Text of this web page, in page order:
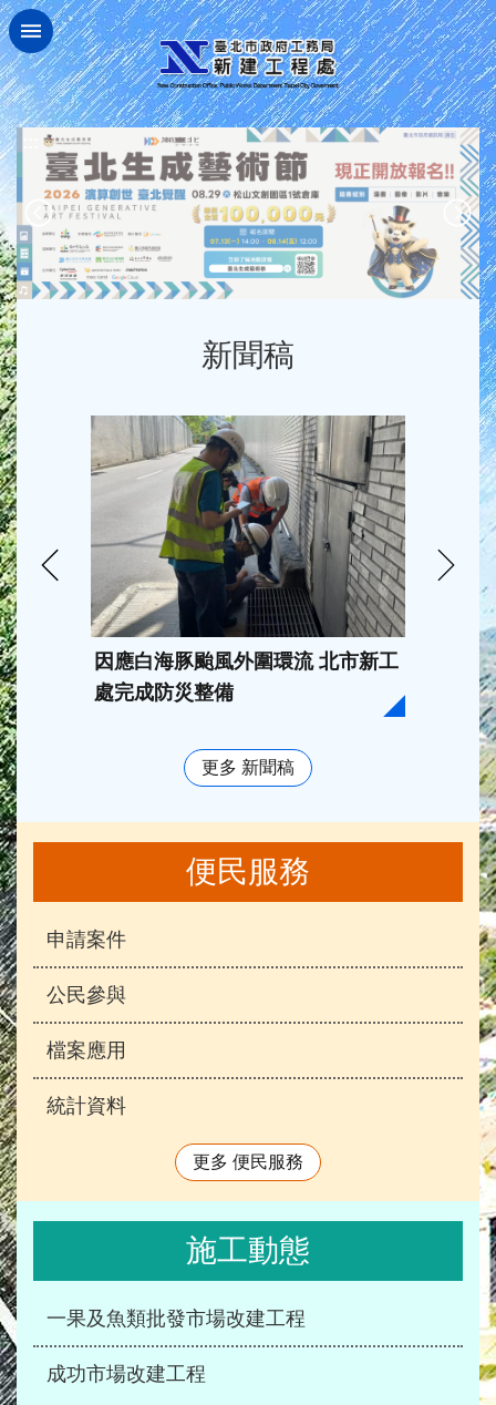
跳到主要內容區塊
新聞稿
因應白海豚颱風外圍環流 北市新工
處完成防災整備
臺北
2026
獎，
更多 新聞稿
便民服務
申請案件
公民參與
檔案應用
統計資料
更多 便民服務
施工動態
一果及魚類批發市場改建工程
成功市場改建工程